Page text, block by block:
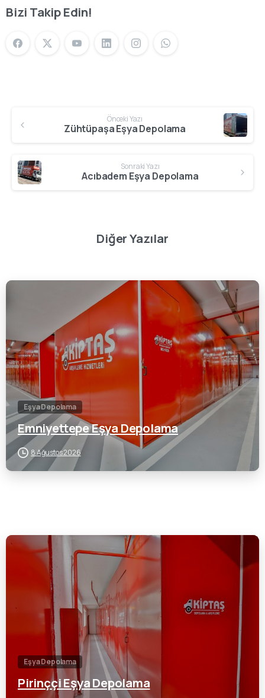
Bizi Takip Edin!
Önceki Yazı
Zühtüpaşa Eşya Depolama
Sonraki Yazı
Acıbadem Eşya Depolama
Diğer Yazılar
Eşya Depolama
Emniyettepe Eşya Depolama
8 Ağustos 2026
Eşya Depolama
Pirinççi Eşya Depolama